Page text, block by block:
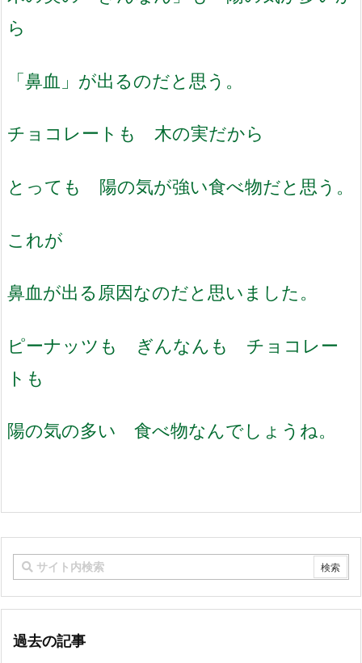
ら
「鼻血」が出るのだと思う。
チョコレートも 木の実だから
とっても 陽の気が強い食べ物だと思う。
これが
鼻血が出る原因なのだと思いました。
ピーナッツも ぎんなんも チョコレー
トも
陽の気の多い 食べ物なんでしょうね。
過去の記事